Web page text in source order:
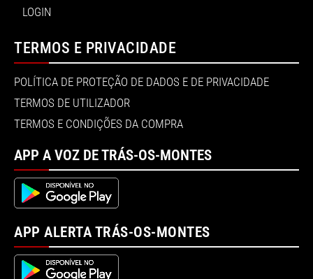
LOGIN
TERMOS E PRIVACIDADE
POLÍTICA DE PROTEÇÃO DE DADOS E DE PRIVACIDADE
TERMOS DE UTILIZADOR
TERMOS E CONDIÇÕES DA COMPRA
APP A VOZ DE TRÁS-OS-MONTES
APP ALERTA TRÁS-OS-MONTES